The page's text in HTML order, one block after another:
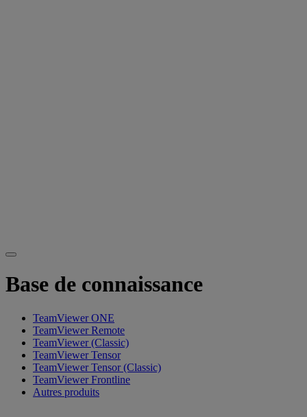
Base de connaissance
TeamViewer ONE
TeamViewer Remote
TeamViewer (Classic)
TeamViewer Tensor
TeamViewer Tensor (Classic)
TeamViewer Frontline
Autres produits